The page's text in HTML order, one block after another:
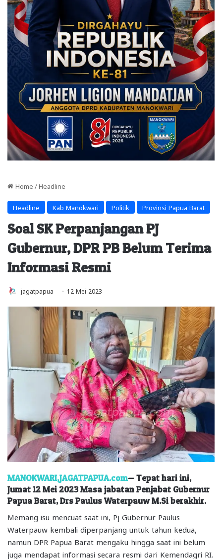
Home / Headline
Headline Kab Manokwari Politik Provinsi Papua Barat
Soal SK Perpanjangan PJ
Gubernur, DPR PB Belum Terima
Informasi Resmi
jagatpapua 12 Mei 2023
MANOKWARI,JAGATPAPUA.com— Tepat hari ini,
Jumat 12 Mei 2023 Masa jabatan Penjabat Gubernur
Papua Barat, Drs Paulus Waterpauw M.Si berakhir.
Memang isu mencuat saat ini, Pj Gubernur Paulus
Waterpauw kembali diperpanjang untuk tahun kedua,
namun DPR Papua Barat mengaku hingga saat ini belum
juga mendapat informasi secara resmi dari Kemendagri RI.